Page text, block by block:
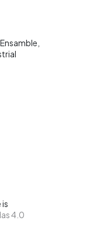
Ensamble
4.0